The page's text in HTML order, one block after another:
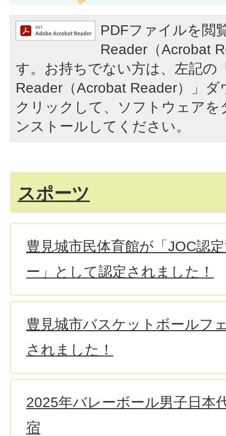
PDFファイルを閲
Reader（Acrobat
す。お持ちでない方は、左記の
Reader（Acrobat Reader）」
クリックして、ソフトウェア
ンストールしてください。
スポーツ
豊見城市民体育館が「JOC認
ー」として認定されました！
豊見城市バスケットボールフ
されました！
2025年バレーボール男子日本
宿